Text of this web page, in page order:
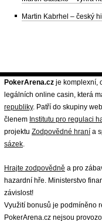
Martin Kabrhel – český
PokerArena.cz je komplexní,
legálních online casin, která
republiky. Patří do skupiny
členem Institutu pro regulaci
projektu Zodpovědné hraní a
sázek
Hrajte zodpovědně a pro
hazardní hře. Ministerstvo
závislost!
Využití bonusů je podmíněno
PokerArena.cz nejsou